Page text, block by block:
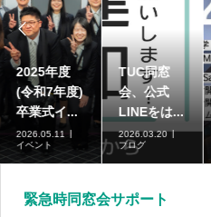

2025年度
(令和7年度)
卒業式イ...
2026.05.11
イベント
TUC同窓
会、公式
LINEをは...
2026.03.20
ブログ
緊急時同窓会サポート